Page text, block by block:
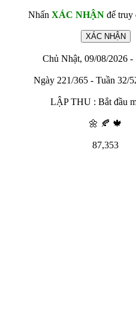
Nhấn XÁC NHẬNđể truy
Chủ Nhật, 09/08/2026 -
Ngày 221/365 - Tuần 32/
LẬP THU : Bắt đầu
🌼 🍂 🍁
87,353